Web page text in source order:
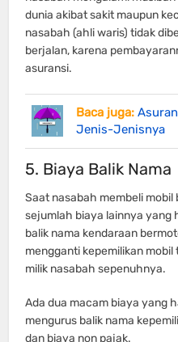
dunia akibat sakit maupun
nasabah (ahli waris) tidak
berjalan, karena
asuransi.
Baca juga:
Jenis-Jenisnya
5. Biaya Balik Nama
Saat nasabah membeli mobil
sejumlah biaya lainnya yang
balik nama kendaraan
mengganti kepemilikan
milik nasabah sepenuhnya.
Ada dua macam biaya yang
mengurus balik nama
dan biaya non pajak.